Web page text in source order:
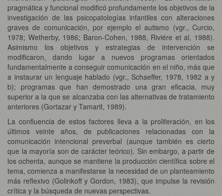
pragmática y funcional modificó profundamente los objetivos de la
investigación de las psicopatologías infantiles con alteraciones
graves de comunicación, por ejemplo el autismo (vgr., Curcio,
1978; Wetherby, 1986; Baron-Cohen, 1988, Riviére et al, 1988).
Asimismo los objetivos y estrategias de intervención se
modificaron, dando lugar a nuevos programas orientados
fundamentalmente a conseguir comunicación en el niño, más que
a instaurar un lenguaje hablado (vgr., Schaeffer, 1978, 1982 a y
b); programas que han demostrado una gran eficacia, muy
superior a la que se alcanzaba con las alternativas de tratamiento
anteriores (Gortazar y Tamarit, 1989).
La confluencia de estos factores lleva a la proliferación, en los
últimos veinte años, de publicaciones relacionadas con la
comunicación intencional preverbal (aunque también es cierto
que la mayoría son de carácter teórico). Sin embargo, a partir de
los ochenta, aunque se mantiene la producción científica sobre el
tema, comienza a manifestarse la necesidad de un planteamiento
más reflexivo (Golinkoff y Gordon, 1983), que impulse la revisión
crítica y la búsqueda de nuevas perspectivas.